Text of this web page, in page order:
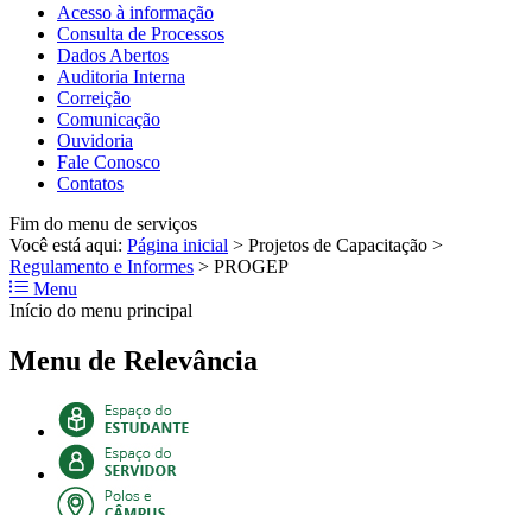
Acesso à informação
Consulta de Processos
Dados Abertos
Auditoria Interna
Correição
Comunicação
Ouvidoria
Fale Conosco
Contatos
Fim do menu de serviços
Você está aqui: Página inicial > Projetos de Capacitação >
Regulamento e Informes > PROGEP
Menu
Início do menu principal
Menu de Relevância